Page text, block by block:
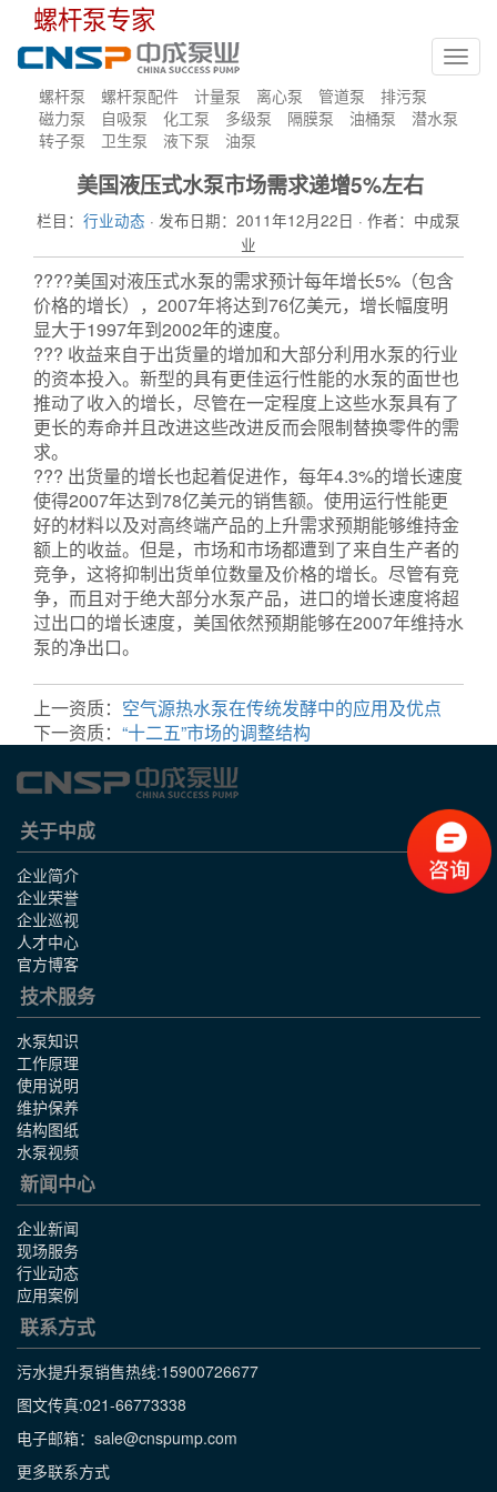
螺杆泵专家
螺杆泵 螺杆泵配件 计量泵 离心泵 管道泵
排污泵
磁力泵
自吸泵 化工泵 多级泵 隔膜泵 油桶泵
潜水泵
转子泵
卫生泵 液下泵 油泵
美国液压式水泵市场需求递增5%左右
栏目： 行业动态 · 发布日期：2011年12月22日 · 作者：中成泵
业
????美国对液压式水泵的需求预计每年增长5%（包含
价格的增长），2007年将达到76亿美元，增长幅度明
显大于1997年到2002年的速度。
??? 收益来自于出货量的增加和大部分利用水泵的行业
的资本投入。新型的具有更佳运行性能的水泵的面世也
推动了收入的增长，尽管在一定程度上这些水泵具有了
更长的寿命并且改进这些改进反而会限制替换零件的需
求。
??? 出货量的增长也起着促进作，每年4.3%的增长速度
使得2007年达到78亿美元的销售额。使用运行性能更
好的材料以及对高终端产品的上升需求预期能够维持金
额上的收益。但是，市场和市场都遭到了来自生产者的
竞争，这将抑制出货单位数量及价格的增长。尽管有竞
争，而且对于绝大部分水泵产品，进口的增长速度将超
过出口的增长速度，美国依然预期能够在2007年维持水
泵的净出口。
上一资质： 空气源热水泵在传统发酵中的应用及优点
下一资质： “十二五”市场的调整结构
关于中成
企业简介
企业荣誉
企业巡视
人才中心
官方博客
技术服务
水泵知识
工作原理
使用说明
维护保养
结构图纸
水泵视频
新闻中心
企业新闻
现场服务
行业动态
应用案例
联系方式
污水提升泵销售热线:15900726677
图文传真:021-66773338
电子邮箱：sale@cnspump.com
更多联系方式